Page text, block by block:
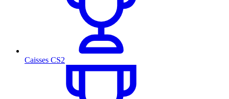
Caisses CS2